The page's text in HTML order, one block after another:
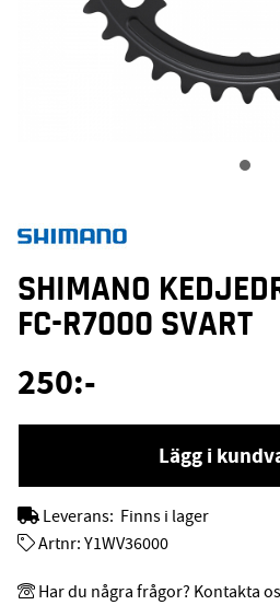
SHIMANO
FC-R7000 SVART
250:-
Lägg i
Leverans: Finns i lager
Artnr: Y1WV36000
Har du några frågor? Kontakta